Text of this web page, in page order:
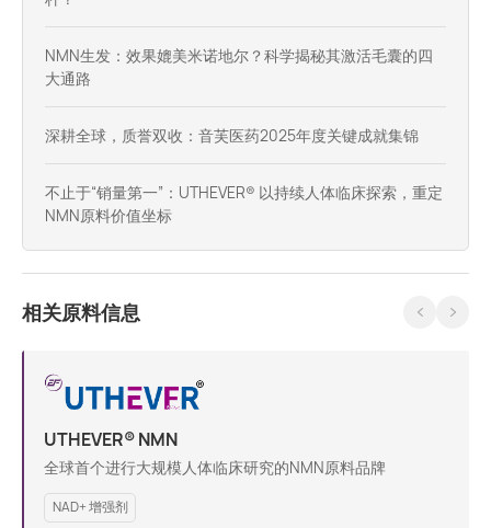
NMN生发：效果媲美米诺地尔？科学揭秘其激活毛囊的四
大通路
深耕全球，质誉双收：音芙医药2025年度关键成就集锦
不止于“销量第一”：UTHEVER® 以持续人体临床探索，重定
NMN原料价值坐标
相关原料信息
UTHEVER® NMN
全球首个进行大规模人体临床研究的NMN原料品牌
NAD+ 增强剂